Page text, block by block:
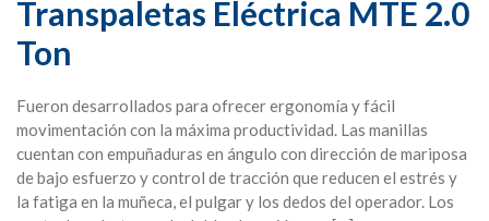
Transpaletas Eléctrica MTE 2.0
Ton
Fueron desarrollados para ofrecer ergonomía y fácil
movimentación con la máxima productividad. Las manillas
cuentan con empuñaduras en ángulo con dirección de mariposa
de bajo esfuerzo y control de tracción que reducen el estrés y
la fatiga en la muñeca, el pulgar y los dedos del operador. Los